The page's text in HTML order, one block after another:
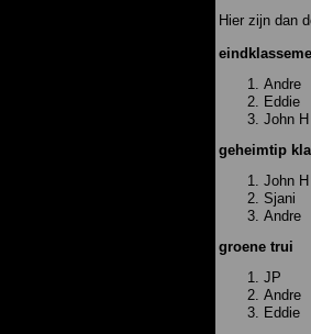
Hier zijn dan
Andre
Eddie
John H
geheimtip
John H
Sjani
Andre
groene trui
JP
Andre
Eddie